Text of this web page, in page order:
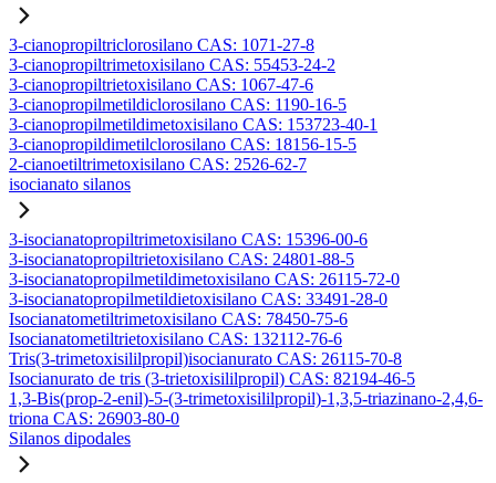
3-cianopropiltriclorosilano CAS: 1071-27-8
3-cianopropiltrimetoxisilano CAS: 55453-24-2
3-cianopropiltrietoxisilano CAS: 1067-47-6
3-cianopropilmetildiclorosilano CAS: 1190-16-5
3-cianopropilmetildimetoxisilano CAS: 153723-40-1
3-cianopropildimetilclorosilano CAS: 18156-15-5
2-cianoetiltrimetoxisilano CAS: 2526-62-7
isocianato silanos
3-isocianatopropiltrimetoxisilano CAS: 15396-00-6
3-isocianatopropiltrietoxisilano CAS: 24801-88-5
3-isocianatopropilmetildimetoxisilano CAS: 26115-72-0
3-isocianatopropilmetildietoxisilano CAS: 33491-28-0
Isocianatometiltrimetoxisilano CAS: 78450-75-6
Isocianatometiltrietoxisilano CAS: 132112-76-6
Tris(3-trimetoxisililpropil)isocianurato CAS: 26115-70-8
Isocianurato de tris (3-trietoxisililpropil) CAS: 82194-46-5
1,3-Bis(prop-2-enil)-5-(3-trimetoxisililpropil)-1,3,5-triazinano-2,4,6-
triona CAS: 26903-80-0
Silanos dipodales